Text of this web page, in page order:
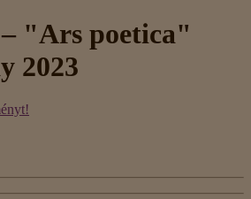
"Ars poetica"
2023